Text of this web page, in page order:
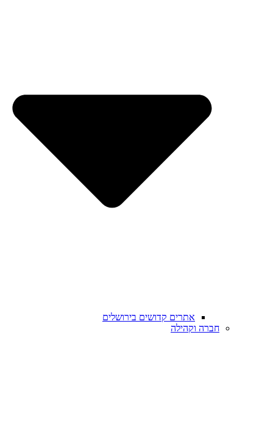
אתרים קדושים בירושלים
חברה וקהילה